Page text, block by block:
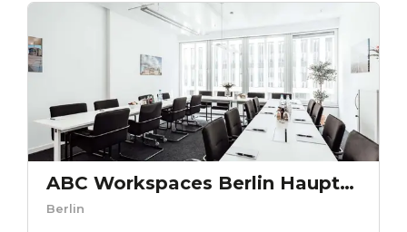
ABC Workspaces Berlin Hauptbahnhof - Bundestag
Berlin